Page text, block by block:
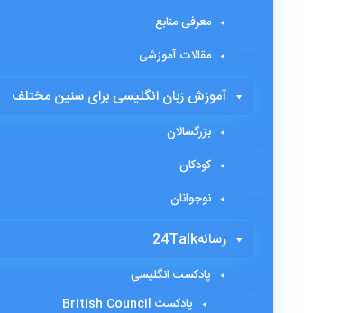
معرفی منابع
مقالات آموزشی
آموزش زبان انگلیسی برای سنین مختلف
بزرگسالان
کودکان
نوجوانان
رسانه24Talk
پادکست انگلیسی
پادکست British Council